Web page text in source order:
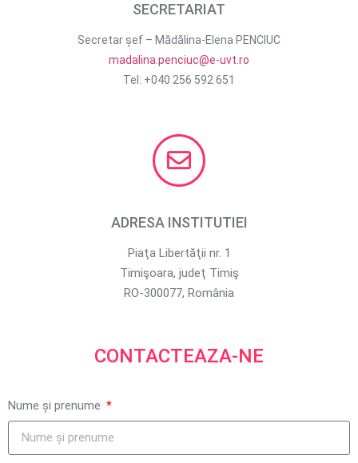
SECRETARIAT
Secretar șef – Mădălina-Elena PENCIUC
madalina.penciuc@e-uvt.ro
Tel: +040 256 592 651
ADRESA INSTITUTIEI
Piaţa Libertăţii nr. 1
Timişoara, judeţ Timiş
RO-300077, România
CONTACTEAZA-NE
Nume și prenume